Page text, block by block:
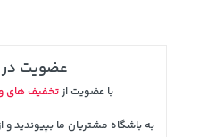
عضویت در
با عضویت ازتخفیف های
به باشگاه مشتریان ما بپیوندید